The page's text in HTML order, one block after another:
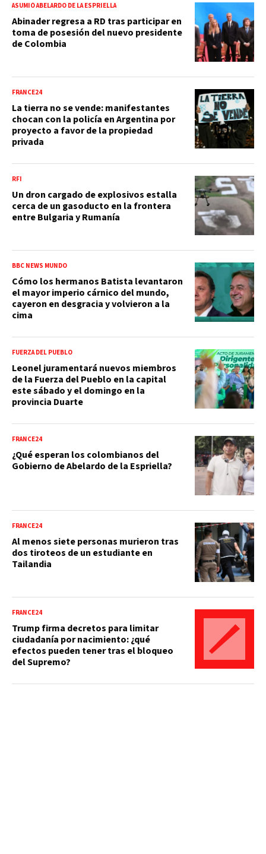
ASUMIÓ ABELARDO DE LA ESPRIELLA
Abinader regresa a RD tras participar en
toma de posesión del nuevo presidente
de Colombia
FRANCE24
La tierra no se vende: manifestantes
chocan con la policía en Argentina por
proyecto a favor de la propiedad
privada
RFI
Un dron cargado de explosivos estalla
cerca de un gasoducto en la frontera
entre Bulgaria y Rumanía
BBC NEWS MUNDO
Cómo los hermanos Batista levantaron
el mayor imperio cárnico del mundo,
cayeron en desgracia y volvieron a la
cima
FUERZA DEL PUEBLO
Leonel juramentará nuevos miembros
de la Fuerza del Pueblo en la capital
este sábado y el domingo en la
provincia Duarte
FRANCE24
¿Qué esperan los colombianos del
Gobierno de Abelardo de la Espriella?
FRANCE24
Al menos siete personas murieron tras
dos tiroteos de un estudiante en
Tailandia
FRANCE24
Trump firma decretos para limitar
ciudadanía por nacimiento: ¿qué
efectos pueden tener tras el bloqueo
del Supremo?